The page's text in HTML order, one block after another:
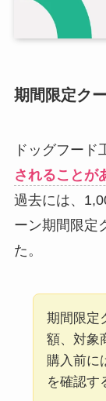
期間限定ク
ドッグフード
されることが
過去には、
ーン期間限定
た。
期間限定
額、対象
購入前に
を確認す